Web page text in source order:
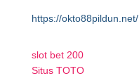
https://okto88pildun.net/
slot bet 200
Situs TOTO